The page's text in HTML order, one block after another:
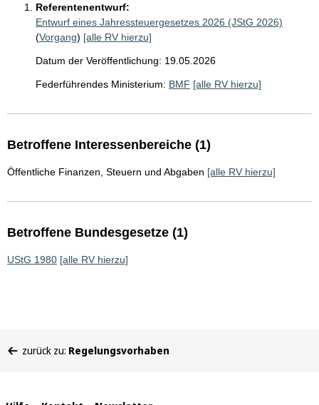
Referentenentwurf:
Entwurf eines Jahressteuergesetzes 2026 (JStG 2026)
(Vorgang) [alle RV hierzu]
Datum der Veröffentlichung: 19.05.2026
Federführendes Ministerium: BMF [alle RV hierzu]
Betroffene Interessenbereiche (1)
Öffentliche Finanzen, Steuern und Abgaben [alle RV hierzu]
Betroffene Bundesgesetze (1)
UStG 1980 [alle RV hierzu]
befinden
zurück zu: Regelungsvorhaben